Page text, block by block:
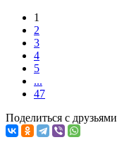
1
2
3
4
5
...
47
Поделиться с друзьями